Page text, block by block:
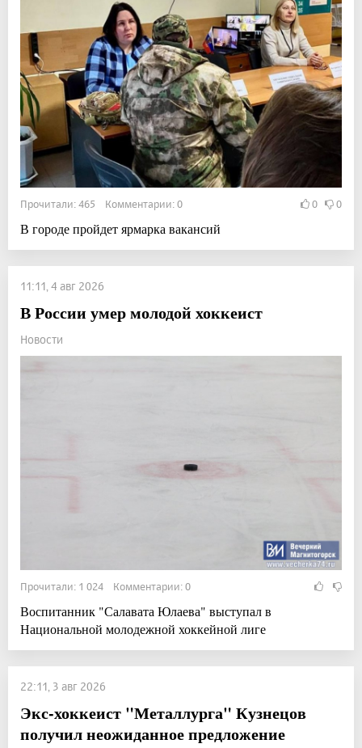
Прочитали: 465 Комментарии: 0 0 0
В городе пройдет ярмарка вакансий
11:11, 4 авг 2026
В России умер молодой хоккеист
Новости
Прочитали: 1 024 Комментарии: 0
Воспитанник "Салавата Юлаева" выступал в
Национальной молодежной хоккейной лиге
22:11, 3 авг 2026
Экс-хоккеист "Металлурга" Кузнецов
получил неожиданное предложение